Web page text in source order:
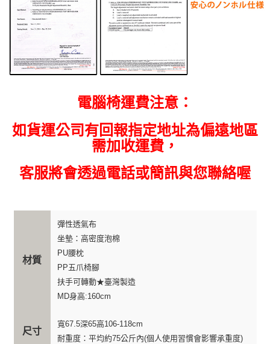
電腦椅運費注意：
如貨運公司有回報指定地址為偏遠地區
需加收運費，
客服將會透過電話或簡訊與您聯絡喔
材質
彈性透氣布
坐墊：高密度泡棉
PU腰枕
PP五爪椅腳
扶手可轉動★臺灣製造
MD身高:160cm
尺寸
寬67.5深65高106-118cm
耐重度：平均約75公斤內(個人使用習慣會影響承重度)